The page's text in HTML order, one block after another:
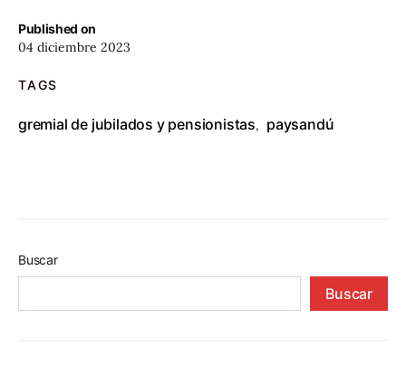
Published on
04 diciembre 2023
TAGS
gremial de jubilados y pensionistas, paysandú
Buscar
Buscar